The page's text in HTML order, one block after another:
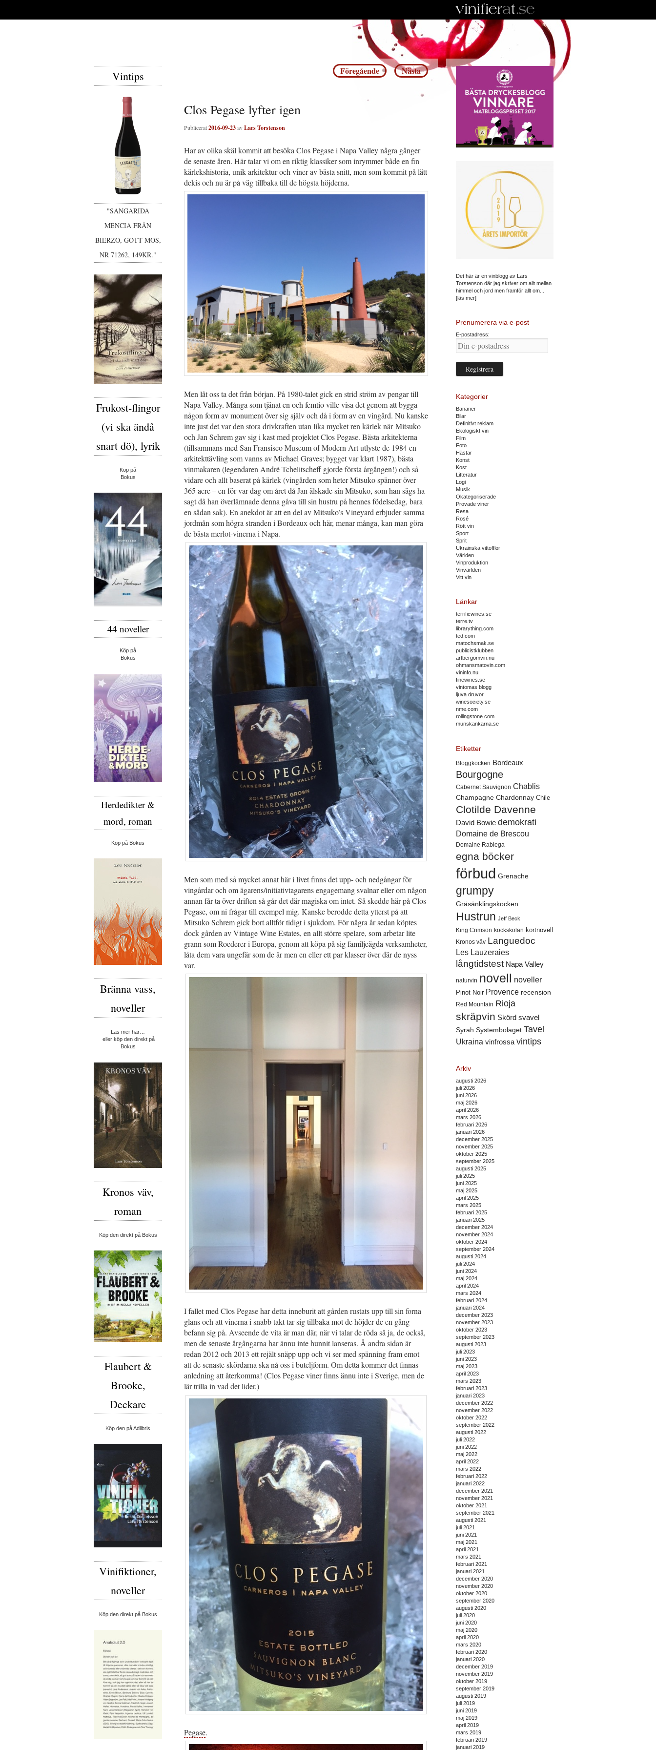
Inläggsnavigering
Föregående Nästa
Clos Pegase lyfter igen
Publicerat2016-09-23avLars Torstenson
Har av olika skäl kommit att besöka Clos Pegase i Napa Valley några gånger
de senaste åren. Här talar vi om en riktig klassiker som inrymmer både en fin
kärlekshistoria, unik arkitektur och viner av bästa snitt, men som kommit på lätt
dekis och nu är på väg tillbaka till de högsta höjderna.
Men låt oss ta det från början. På 1980-talet gick en strid ström av pengar till
Napa Valley. Många som tjänat en och femtio ville visa det genom att bygga
någon form av monument över sig själv och då i form av en vingård. Nu kanske
inte just det var den stora drivkraften utan lika mycket ren kärlek när Mitsuko
och Jan Schrem gav sig i kast med projektet Clos Pegase. Bästa arkitekterna
(tillsammans med San Fransisco Museum of Modern Art utlyste de 1984 en
arkitekttävling som vanns av Michael Graves; bygget var klart 1987), bästa
vinmakaren (legendaren André Tchelitscheff gjorde första årgången!) och så
vidare och allt baserat på kärlek (vingården som heter Mitsuko spänner över
365 acre – en för var dag om året då Jan älskade sin Mitsuko, som han sägs ha
sagt då han överlämnade denna gåva till sin hustru på hennes födelsedag, bara
en sådan sak). En anekdot är att en del av Mitsuko’s Vineyard erbjuder samma
jordmån som högra stranden i Bordeaux och här, menar många, kan man göra
de bästa merlot-vinerna i Napa.
Men som med så mycket annat här i livet finns det upp- och nedgångar för
vingårdar och om ägarens/initiativtagarens engagemang svalnar eller om någon
annan får ta över driften så går det där magiska om intet. Så skedde här på Clos
Pegase, om ni frågar till exempel mig. Kanske berodde detta ytterst på att
Mitsuko Schrem gick bort alltför tidigt i sjukdom. För några år sedan köptes
dock gården av Vintage Wine Estates, en allt större spelare, som arbetar lite
grann som Roederer i Europa, genom att köpa på sig familjeägda verksamheter,
låta dem vara ungefär som de är men en eller ett par klasser över där de nyss
var.
I fallet med Clos Pegase har detta inneburit att gården rustats upp till sin forna
glans och att vinerna i snabb takt tar sig tillbaka mot de höjder de en gång
befann sig på. Avseende de vita är man där, när vi talar de röda så ja, de också,
men de senaste årgångarna har ännu inte hunnit lanseras. Å andra sidan är
redan 2012 och 2013 ett rejält snäpp upp och vi ser med spänning fram emot
att de senaste skördarna ska nå oss i buteljform. Om detta kommer det finnas
anledning att återkomma! (Clos Pegase viner finns ännu inte i Sverige, men de
lär trilla in vad det lider.)
Pegase.
Det här är en vinblogg av Lars
Torstenson där jag skriver om allt mellan
himmel och jord men framför allt om...
[läs mer]
Prenumerera via e-post
E-postadress:
Kategorier
Bananer
Bilar
Definitivt reklam
Ekologiskt vin
Film
Foto
Hästar
Konst
Kost
Litteratur
Logi
Musik
Okategoriserade
Provade viner
Resa
Rosé
Rött vin
Sport
Sprit
Ukrainska vittofflor
Världen
Vinproduktion
Vinvärlden
Vitt vin
Länkar
terrificwines.se
terre.tv
librarything.com
ted.com
matochsmak.se
publicistklubben
artbergomvin.nu
ohmansmatovin.com
vininfo.nu
finewines.se
vintomas blogg
ljuva druvor
winesociety.se
nme.com
rollingstone.com
munskankarna.se
Etiketter
Bloggkocken Bordeaux
Bourgogne
Cabernet Sauvignon Chablis
Champagne Chardonnay Chile
Clotilde Davenne
David Bowie demokrati
Domaine de Brescou
Domaine Rabiega
egna böcker
förbud Grenache
grumpy
Gräsänklingskocken
Hustrun Jeff Beck
King Crimson kockskolan kortnovell
Kronos väv Languedoc
Les Lauzeraies
långtidstest Napa Valley
naturvin novell noveller
Pinot Noir Provence recension
Red Mountain Rioja
skräpvin Skörd svavel
Syrah Systembolaget Tavel
Ukraina vinfrossa vintips
Arkiv
augusti 2026
juli 2026
juni 2026
maj 2026
april 2026
mars 2026
februari 2026
januari 2026
december 2025
november 2025
oktober 2025
september 2025
augusti 2025
juli 2025
juni 2025
maj 2025
april 2025
mars 2025
februari 2025
januari 2025
december 2024
november 2024
oktober 2024
september 2024
augusti 2024
juli 2024
juni 2024
maj 2024
april 2024
mars 2024
februari 2024
januari 2024
december 2023
november 2023
oktober 2023
september 2023
augusti 2023
juli 2023
juni 2023
maj 2023
april 2023
mars 2023
februari 2023
januari 2023
december 2022
november 2022
oktober 2022
september 2022
augusti 2022
juli 2022
juni 2022
maj 2022
april 2022
mars 2022
februari 2022
januari 2022
december 2021
november 2021
oktober 2021
september 2021
augusti 2021
juli 2021
juni 2021
maj 2021
april 2021
mars 2021
februari 2021
januari 2021
december 2020
november 2020
oktober 2020
september 2020
augusti 2020
juli 2020
juni 2020
maj 2020
april 2020
mars 2020
februari 2020
januari 2020
december 2019
november 2019
oktober 2019
september 2019
augusti 2019
juli 2019
juni 2019
maj 2019
april 2019
mars 2019
februari 2019
januari 2019
Vintips
"SANGARIDA
MENCIA FRÅN
BIERZO, GÔTT MOS,
NR 71262, 149KR."
Frukost-flingor
(vi ska ändå
snart dö), lyrik
Köp på
Bokus
44 noveller
Köp på
Bokus
Herdedikter &
mord, roman
Köp på Bokus
Bränna vass,
noveller
Läs mer här…
eller köp den direkt på
Bokus
Kronos väv,
roman
Köp den direkt på Bokus
Flaubert &
Brooke,
Deckare
Köp den på Adlibris
Vinifiktioner,
noveller
Köp den direkt på Bokus